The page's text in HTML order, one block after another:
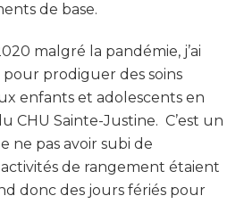
de base.
malgré la pandémie, j’ai
prodiguer des soins
enfants et adolescents en
CHU Sainte-Justine. C’est un
ne pas avoir subi de
de rangement étaient
donc des jours fériés pour